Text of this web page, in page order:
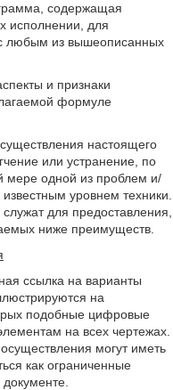
содержащая
исполнении, для
с любым из вышеописанных
и признаки
формуле
настоящего
или устранение, по
мере одной из проблем и/
уровнем техники.
для предоставления,
ниже преимуществ.
ссылка на варианты
на
подобные цифровые
на всех чертежах.
могут иметь
как ограниченные